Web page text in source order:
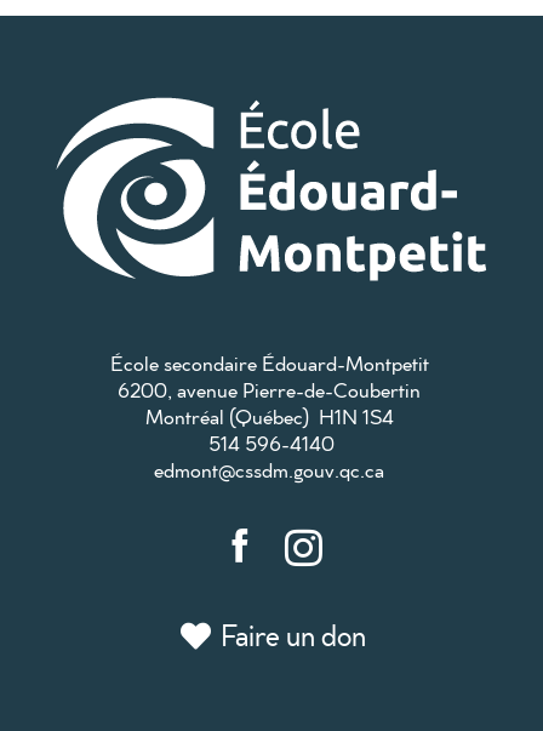
École secondaire Édouard-Montpetit
6200, avenue Pierre-de-Coubertin
Montréal (Québec) H1N 1S4
514 596-4140
edmont@cssdm.gouv.qc.ca
Faire un don